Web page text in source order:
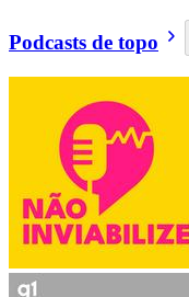
Podcasts de topo